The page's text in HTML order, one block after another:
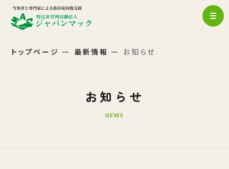
トップページ 最新情報 お知らせ
お知らせ
NEWS